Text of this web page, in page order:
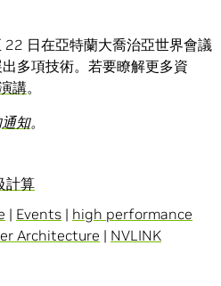
日在亞特蘭大喬治亞世界會議
多項技術。若要瞭解更多資
講。
通知。
計算
| Events | high performance
Architecture | NVLINK